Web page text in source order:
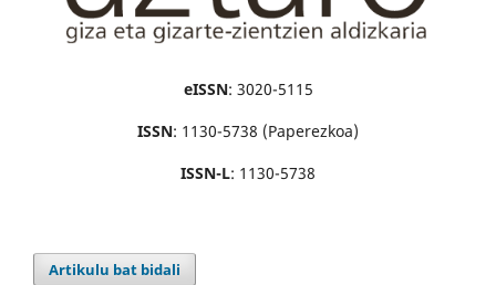
eISSN: 3020-5115
ISSN: 1130-5738 (Paperezkoa)
ISSN-L: 1130-5738
Artikulu bat bidali